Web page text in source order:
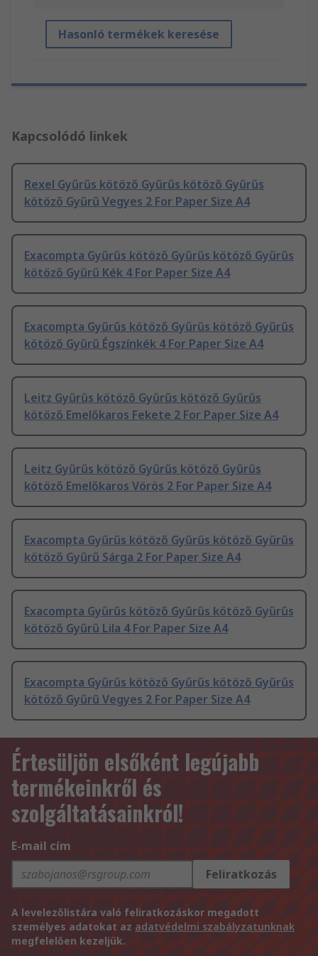
Hasonló termékek keresése
Kapcsolódó linkek
Rexel Gyűrűs kötöző Gyűrűs kötöző Gyűrűs
kötöző Gyűrű Vegyes 2 For Paper Size A4
Exacompta Gyűrűs kötöző Gyűrűs kötöző Gyűrűs
kötöző Gyűrű Kék 4 For Paper Size A4
Exacompta Gyűrűs kötöző Gyűrűs kötöző Gyűrűs
kötöző Gyűrű Égszínkék 4 For Paper Size A4
Leitz Gyűrűs kötöző Gyűrűs kötöző Gyűrűs
kötöző Emelőkaros Fekete 2 For Paper Size A4
Leitz Gyűrűs kötöző Gyűrűs kötöző Gyűrűs
kötöző Emelőkaros Vörös 2 For Paper Size A4
Exacompta Gyűrűs kötöző Gyűrűs kötöző Gyűrűs
kötöző Gyűrű Sárga 2 For Paper Size A4
Exacompta Gyűrűs kötöző Gyűrűs kötöző Gyűrűs
kötöző Gyűrű Lila 4 For Paper Size A4
Exacompta Gyűrűs kötöző Gyűrűs kötöző Gyűrűs
kötöző Gyűrű Vegyes 2 For Paper Size A4
Értesüljön elsőként legújabb
termékeinkről és
szolgáltatásainkról!
E-mail cím
Feliratkozás
A levelezőlistára való feliratkozáskor megadott
személyes adatokat az adatvédelmi szabályzatunknak
megfelelően kezeljük.